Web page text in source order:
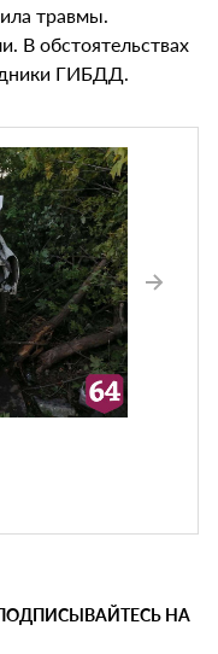
травмы.
В обстоятельствах
ГИБДД.
НА